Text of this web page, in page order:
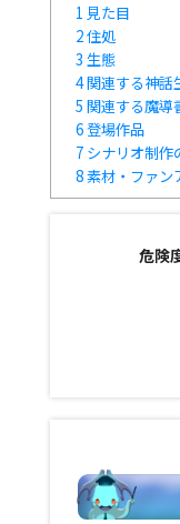
1 見た目
2住処
3 生態
4関連する神話
5 関連する魔導
6登場作品
7 シナリオ制作
8素材・ファン
危険